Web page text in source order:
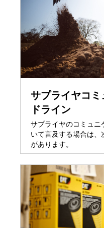
サプライヤコ
ドライン
サプライヤのコミュ
いて言及する場合は
があります。